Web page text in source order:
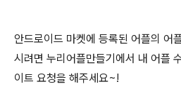
안드로이드 마켓에 등록된 어플의 어
시려면 누리어플만들기에서 내 어플
이트 요청을 해주세요~!